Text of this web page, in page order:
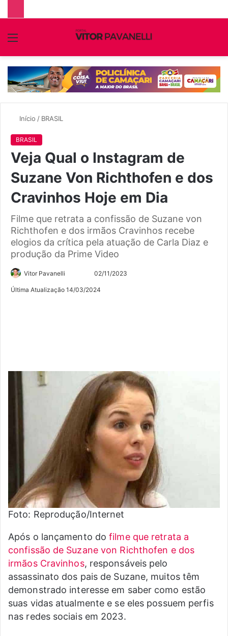
Menu
Início / BRASIL
BRASIL
Veja Qual o Instagram de
Suzane Von Richthofen e dos
Cravinhos Hoje em Dia
Filme que retrata a confissão de Suzane von
Richthofen e dos irmãos Cravinhos recebe
elogios da crítica pela atuação de Carla Diaz e
produção da Prime Video
Vitor Pavanelli
no
Mande
um
02/11/2023
Última Atualização 14/03/2024
Foto: Reprodução/Internet
Após o lançamento dofilme que retrata a
confissão de Suzane von Richthofen e dos
irmãos Cravinhos, responsáveis pelo
assassinato dos pais de Suzane, muitos têm
demonstrado interesse em saber como estão
suas vidas atualmente e se eles possuem perfis
nas redes sociais em 2023.